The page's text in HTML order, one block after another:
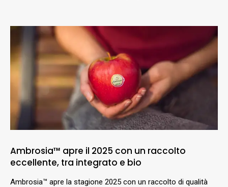
Ambrosia™ apre il 2025 con un raccolto
eccellente, tra integrato e bio
Ambrosia™ apre la stagione 2025 con un raccolto di qualità